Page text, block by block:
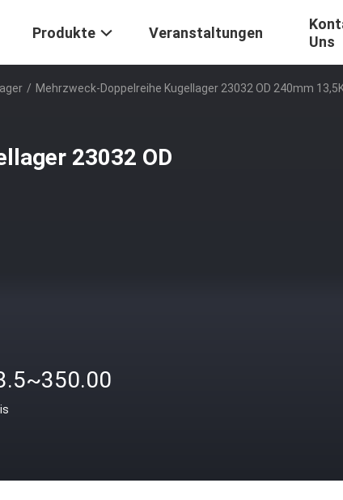
Produkte Veranstaltungen
Uns
/ Mehrzweck-Doppelreihe Kugellager 23032 OD 240mm
23032 OD